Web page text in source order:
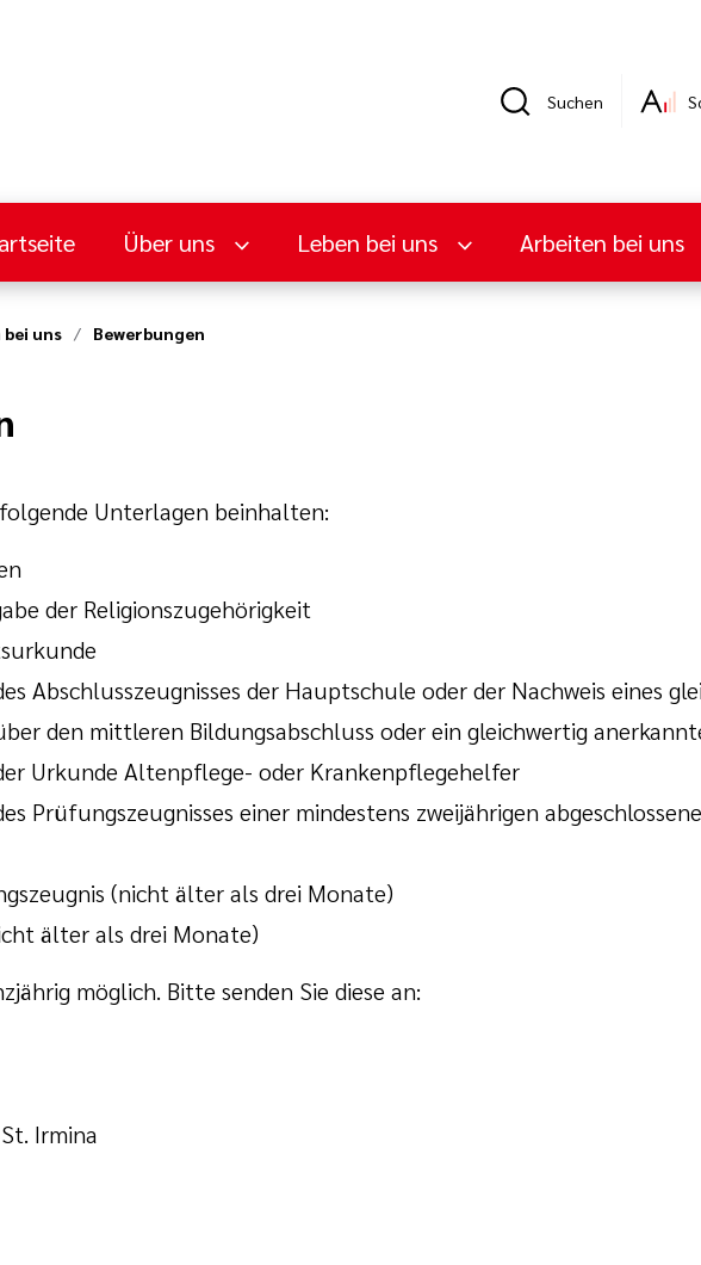
Suchen
Über uns Leben bei uns Arbeiten bei uns
uns Bewerbungen
Unterlagen beinhalten:
der Religionszugehörigkeit
Abschlusszeugnisses der Hauptschule oder der Nachweis eines
den mittleren Bildungsabschluss oder ein gleichwertig
Urkunde Altenpflege- oder Krankenpflegehelfer
Prüfungszeugnisses einer mindestens zweijährigen
(nicht älter als drei Monate)
älter als drei Monate)
möglich. Bitte senden Sie diese an:
Irmina